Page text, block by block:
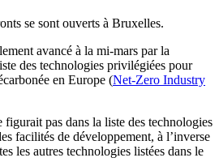
se sont ouverts à Bruxelles.
avancé à la mi-mars par la
des technologies privilégiées pour
en Europe (Net-Zero Industry
figurait pas dans la liste des technologies
facilités de développement, à l’inverse
les autres technologies listées dans le